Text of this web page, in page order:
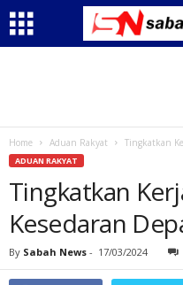
Home Aduan Rakyat Tingkatkan
ADUAN RAKYAT
Tingkatkan
Kesedaran
By Sabah News - 17/03/2024